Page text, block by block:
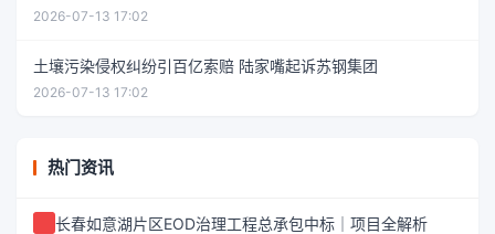
2026-07-13 17:02
土壤污染侵权纠纷引百亿索赔 陆家嘴起诉苏钢集团
2026-07-13 17:02
热门资讯
长春如意湖片区EOD治理工程总承包中标｜项目全解析